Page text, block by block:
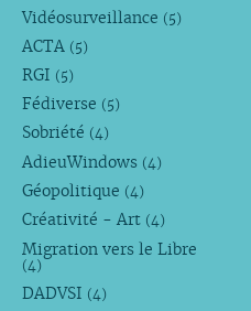
Vidéosurveillance (5)
ACTA (5)
RGI (5)
Fédiverse (5)
Sobriété (4)
AdieuWindows (4)
Géopolitique (4)
Créativité - Art (4)
Migration vers le Libre
(4)
DADVSI (4)